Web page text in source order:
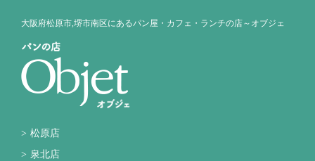
大阪府松原市,堺市南区にあるパン屋・カフェ・ランチの店～オブジェ
松原店
泉北店